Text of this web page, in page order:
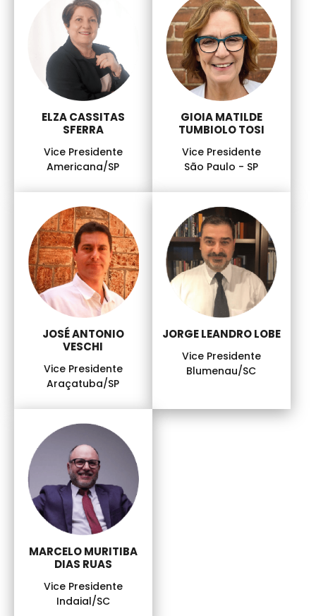
ELZA CASSITAS
SFERRA
Vice Presidente
Americana/SP
GIOIA MATILDE
TUMBIOLO TOSI
Vice Presidente
São Paulo - SP
JOSÉ ANTONIO
VESCHI
Vice Presidente
Araçatuba/SP
JORGE LEANDRO LOBE
Vice Presidente
Blumenau/SC
MARCELO MURITIBA
DIAS RUAS
Vice Presidente
Indaial/SC